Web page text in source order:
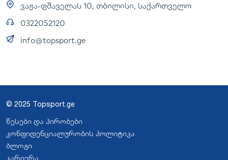
ვაჟა-ფშაველას 10, თბილისი, საქართველო
0322052120
info@topsport.ge
© 2025 Topsport.ge
წესები და პირობები
კონფიდენციალურობის პოლიტიკა
ბლოგი
კარიერა